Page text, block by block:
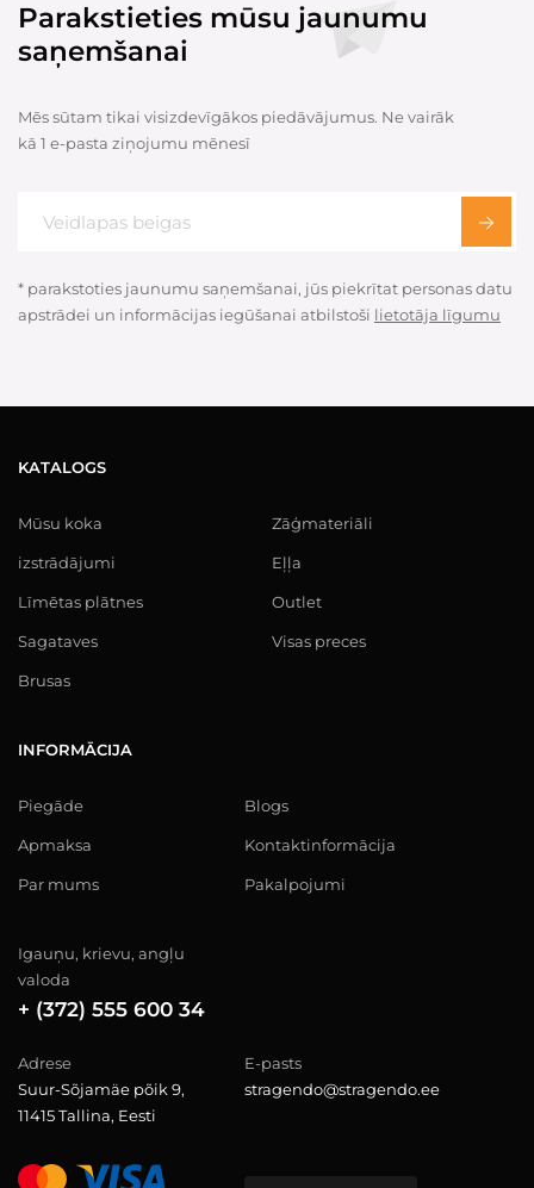
Parakstieties mūsu jaunumu
saņemšanai
Mēs sūtam tikai visizdevīgākos piedāvājumus. Ne vairāk
kā 1 e-pasta ziņojumu mēnesī
* parakstoties jaunumu saņemšanai, jūs piekrītat personas datu
apstrādei un informācijas iegūšanai atbilstoši lietotāja līgumu
KATALOGS
Mūsu koka
izstrādājumi
Līmētas plātnes
Sagataves
Brusas
Zāģmateriāli
Eļļa
Outlet
Visas preces
INFORMĀCIJA
Piegāde
Apmaksa
Par mums
Blogs
Kontaktinformācija
Pakalpojumi
Igauņu, krievu, angļu
valoda
+ (372) 555 600 34
Adrese
Suur-Sõjamäe põik 9,
11415 Tallina, Eesti
E-pasts
stragendo@stragendo.ee